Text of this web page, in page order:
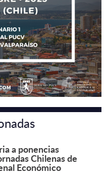
a ponencias
Chilenas de
Económico